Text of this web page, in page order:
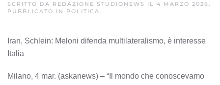
SCRITTO DA REDAZIONE STUDIONEWS IL 4 MARZO 2026.
PUBBLICATO IN POLITICA.
Iran, Schlein: Meloni difenda multilateralismo, è interesse
Italia
Milano, 4 mar. (askanews) – “Il mondo che conoscevamo